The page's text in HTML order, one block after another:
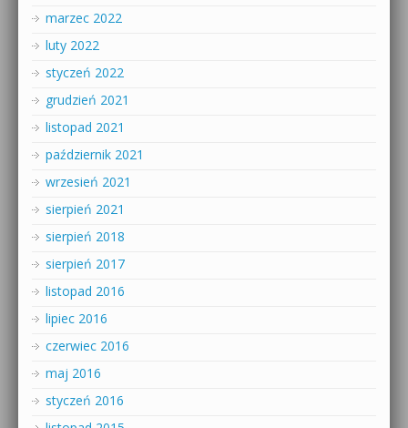
marzec 2022
luty 2022
styczeń 2022
grudzień 2021
listopad 2021
październik 2021
wrzesień 2021
sierpień 2021
sierpień 2018
sierpień 2017
listopad 2016
lipiec 2016
czerwiec 2016
maj 2016
styczeń 2016